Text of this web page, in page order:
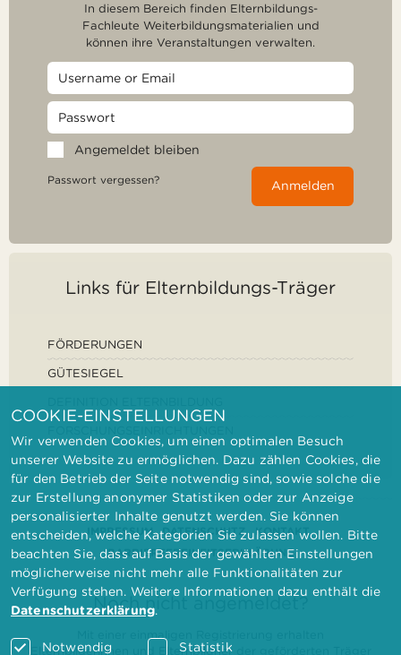
In diesem Bereich finden Elternbildungs-
Fachleute Weiterbildungsmaterialien und
können ihre Veranstaltungen verwalten.
Angemeldet bleiben
Passwort vergessen? Anmelden
Links für Elternbildungs-Träger
FÖRDERUNGEN
GÜTESIEGEL
IMPRESSUM DATENSCHUTZ
KONTAKT
BARRIEREFREIHEITSERKLÄRUNG
Noch nicht angemeldet?
Elternbilderinnen und Elternbildner der geförderten Träger
COOKIE-EINSTELLUNGEN
Wir verwenden Cookies, um einen optimalen Besuch
unserer Website zu ermöglichen. Dazu zählen Cookies, die
für den Betrieb der Seite notwendig sind, sowie solche die
zur Erstellung anonymer Statistiken oder zur Anzeige
personalisierter Inhalte genutzt werden. Sie können
entscheiden, welche Kategorien Sie zulassen wollen. Bitte
beachten Sie, dass auf Basis der gewählten Einstellungen
möglicherweise nicht mehr alle Funktionalitäten zur
Verfügung stehen. Weitere Informationen dazu enthält die
Datenschutzerklärung.
Notwendig Statistik